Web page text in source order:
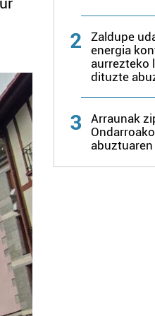
2
Zaldupe
energia
aurrezteko
dituzte
3
Arraunak
abuztuaren